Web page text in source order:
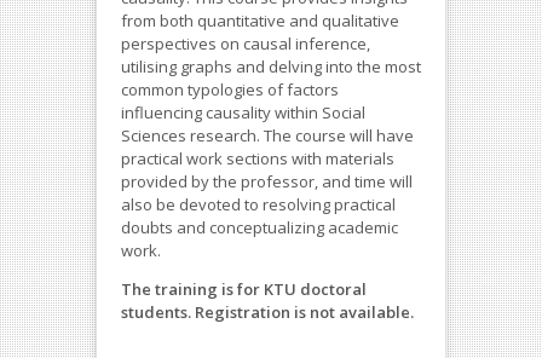
from both quantitative and qualitative
perspectives on causal inference,
utilising graphs and delving into the most
common typologies of factors
influencing causality within Social
Sciences research. The course will have
practical work sections with materials
provided by the professor, and time will
also be devoted to resolving practical
doubts and conceptualizing academic
work.
The training is for KTU doctoral
students. Registration is not available.